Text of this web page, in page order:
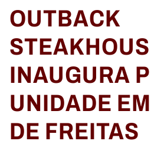
OUTBACK
INAUGURA
UNIDADE
DE FREITAS